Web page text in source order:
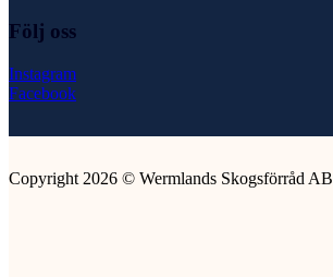
Följ oss
Instagram
Facebook
Copyright 2026 © Wermlands Skogsförråd AB